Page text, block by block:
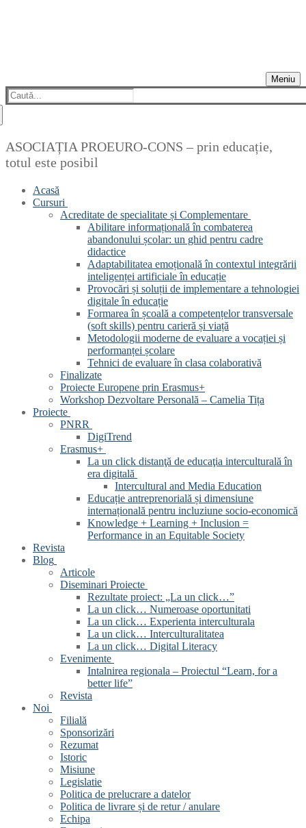
Meniu
Caută
după:
ASOCIAȚIA PROEURO-CONS – prin educație,
totul este posibil
Acasă
Cursuri
Acreditate de specialitate și Complementare
Abilitare informațională în combaterea
abandonului școlar: un ghid pentru cadre
didactice
Adaptabilitatea emoțională în contextul integrării
inteligenței artificiale în educație
Provocări și soluții de implementare a tehnologiei
digitale în educație
Formarea în școală a competențelor transversale
(soft skills) pentru carieră și viață
Metodologii moderne de evaluare a vocației și
performanței școlare
Tehnici de evaluare în clasa colaborativă
Finalizate
Proiecte Europene prin Erasmus+
Workshop Dezvoltare Personală – Camelia Tița
Proiecte
PNRR
DigiTrend
Erasmus+
La un click distanţă de educaţia interculturală în
era digitală
Intercultural and Media Education
Educație antreprenorială și dimensiune
internațională pentru incluziune socio-economică
Knowledge + Learning + Inclusion =
Performance in an Equitable Society
Revista
Blog
Articole
Diseminari Proiecte
Rezultate proiect: „La un click…”
La un click… Numeroase oportunitati
La un click… Experienta interculturala
La un click… Interculturalitatea
La un click… Digital Literacy
Evenimente
Intalnirea regionala – Proiectul “Learn, for a
better life”
Revista
Noi
Filială
Sponsorizări
Rezumat
Istoric
Misiune
Legislatie
Politica de prelucrare a datelor
Politica de livrare și de retur / anulare
Echipa